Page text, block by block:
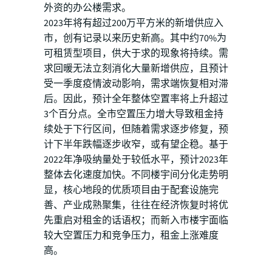
外资的办公楼需求。
2023年将有超过200万平方米的新增供应入
市，创有记录以来历史新高。其中约70%为
可租赁型项目，供大于求的现象将持续。需
求回暖无法立刻消化大量新增供应，且预计
受一季度疫情波动影响，需求端恢复相对滞
后。因此，预计全年整体空置率将上升超过
3个百分点。全市空置压力增大导致租金持
续处于下行区间，但随着需求逐步修复，预
计下半年跌幅逐步收窄，或有望企稳。基于
2022年净吸纳量处于较低水平，预计2023年
整体去化速度加快。不同楼宇间分化走势明
显，核心地段的优质项目由于配套设施完
善、产业成熟聚集，往往在经济恢复时将优
先重启对租金的话语权；而新入市楼宇面临
较大空置压力和竞争压力，租金上涨难度
高。